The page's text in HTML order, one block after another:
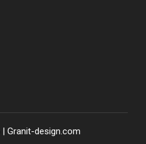
| Granit-design.com